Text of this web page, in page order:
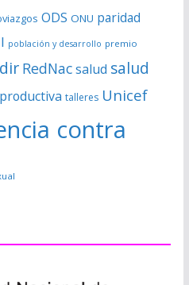
ODS ONU paridad
población y desarrollo premio
RedNacsalud salud
talleres Unicef
contra